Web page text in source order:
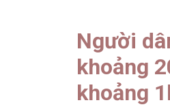
Người
khoảng
khoảng